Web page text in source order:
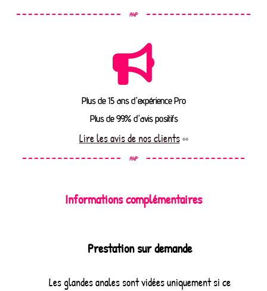
A4P
Plus de 15 ans d'expérience Pro
Plus de 99% d'avis positifs
Lire les avis de nos clients
A4P
Informations complémentaires
Prestation sur demande
Les glandes anales sont vidées uniquement si ce